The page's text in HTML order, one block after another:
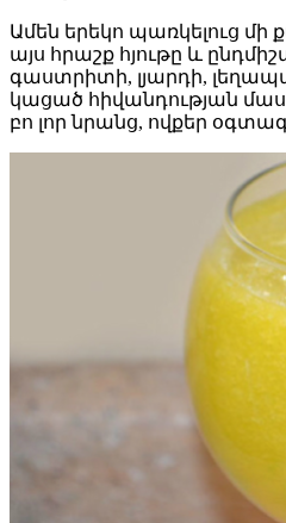
Ամեն երեկո պառկելուց
այս հրաշք հյութը և
գաստրիտի, լյարդի,
կացած հիվանդության
բո լոր նրանց, ովքեր